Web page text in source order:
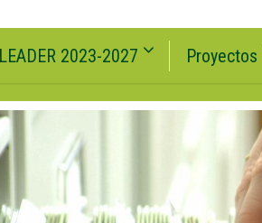
LEADER 2023-2027 Proyectos